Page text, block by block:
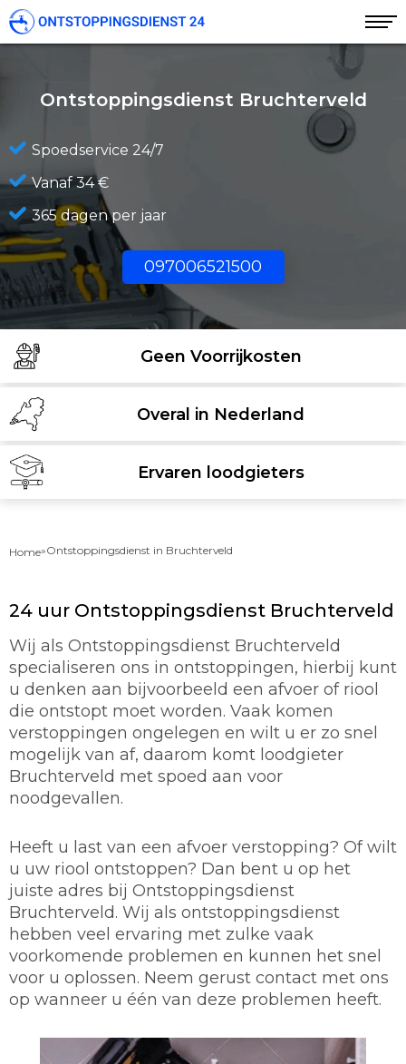
Ontstoppingsdienst Bruchterveld
Spoedservice 24/7
Vanaf 34 €
365 dagen per jaar
097006521500
Geen Voorrijkosten
Overal in Nederland
Ervaren loodgieters
Home»Ontstoppingsdienst in Bruchterveld
24 uur Ontstoppingsdienst Bruchterveld
Wij als Ontstoppingsdienst Bruchterveld
specialiseren ons in ontstoppingen, hierbij kunt
u denken aan bijvoorbeeld een afvoer of riool
die ontstopt moet worden. Vaak komen
verstoppingen ongelegen en wilt u er zo snel
mogelijk van af, daarom komt loodgieter
Bruchterveld met spoed aan voor
noodgevallen.
Heeft u last van een afvoer verstopping? Of wilt
u uw riool ontstoppen? Dan bent u op het
juiste adres bij Ontstoppingsdienst
Bruchterveld. Wij als ontstoppingsdienst
hebben veel ervaring met zulke vaak
voorkomende problemen en kunnen het snel
voor u oplossen. Neem gerust contact met ons
op wanneer u één van deze problemen heeft.